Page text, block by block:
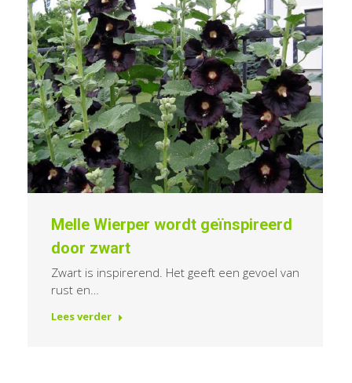
Melle Wierper wordt geïnspireerd
door zwart
Zwart is inspirerend. Het geeft een gevoel van
rust en…
Lees verder